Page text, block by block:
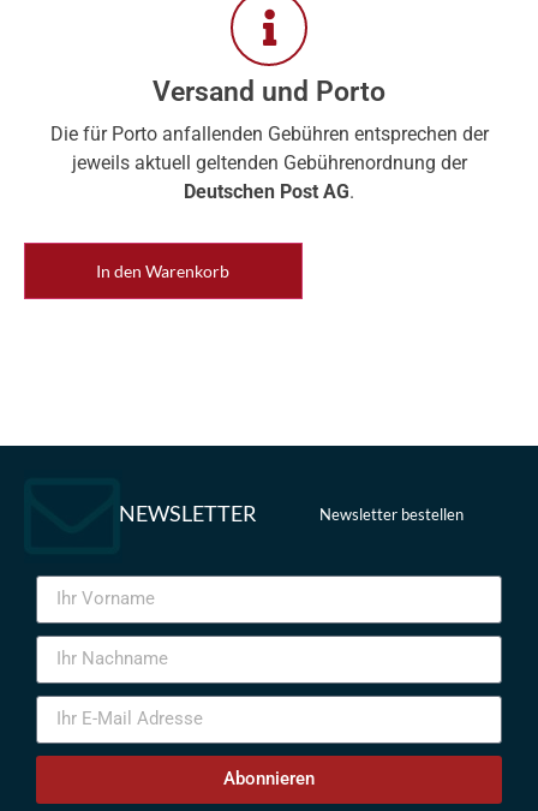
Versand und Porto
Die für Porto anfallenden Gebühren entsprechen der
jeweils aktuell geltenden Gebührenordnung der
Deutschen Post AG.
In den Warenkorb
NEWSLETTER Newsletter bestellen
Abonnieren